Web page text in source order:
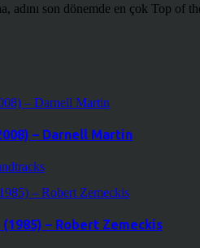
adını son dönemde en çok Top of
– Darnell Martin
– Robert Zemeckis